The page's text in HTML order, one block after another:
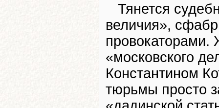
Тянется
величия»,
провокаторами.
«московского
Константином
тюрьмы просто